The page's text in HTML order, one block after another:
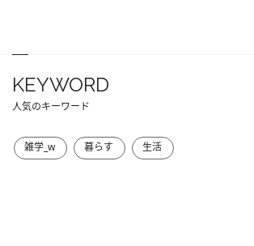
KEYWORD
人気のキーワード
雑学_w 暮らす 生活